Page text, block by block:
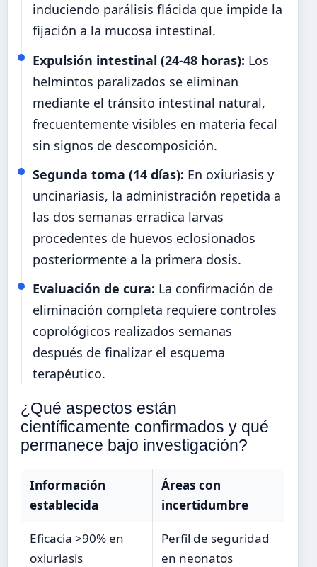
induciendo parálisis flácida que impide la
fijación a la mucosa intestinal.
Expulsión intestinal (24-48 horas): Los
helmintos paralizados se eliminan
mediante el tránsito intestinal natural,
frecuentemente visibles en materia fecal
sin signos de descomposición.
Segunda toma (14 días): En oxiuriasis y
uncinariasis, la administración repetida a
las dos semanas erradica larvas
procedentes de huevos eclosionados
posteriormente a la primera dosis.
Evaluación de cura: La confirmación de
eliminación completa requiere controles
coprológicos realizados semanas
después de finalizar el esquema
terapéutico.
¿Qué aspectos están
científicamente confirmados y qué
permanece bajo investigación?
Información
establecida
Áreas con
incertidumbre
Eficacia >90% en
oxiuriasis
Perfil de seguridad
en neonatos